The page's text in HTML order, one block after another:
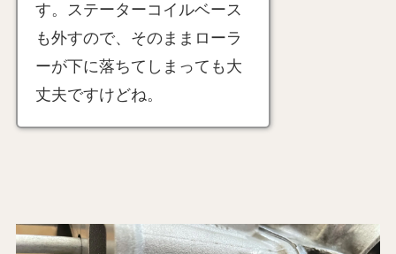
す。ステーターコイルベース
も外すので、そのままローラ
ーが下に落ちてしまっても大
丈夫ですけどね。